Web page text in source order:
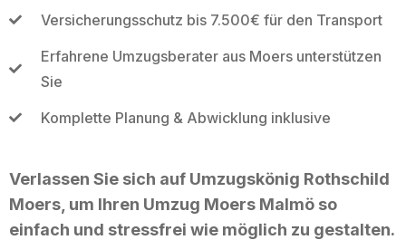
Versicherungsschutz bis 7.500€ für den Transport
Erfahrene Umzugsberater aus Moers unterstützen
Sie
Komplette Planung & Abwicklung inklusive
Verlassen Sie sich auf Umzugskönig Rothschild
Moers, um Ihren Umzug Moers Malmö so
einfach und stressfrei wie möglich zu gestalten.